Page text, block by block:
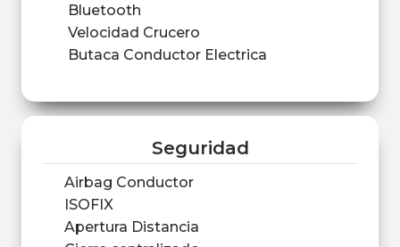
Bluetooth
Velocidad Crucero
Butaca Conductor Electrica
Seguridad
Airbag Conductor
ISOFIX
Apertura Distancia